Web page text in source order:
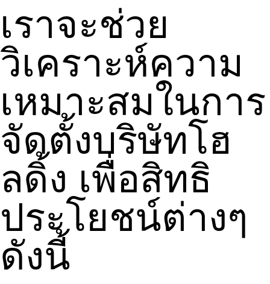
เราจะช่วย
วิเคราะห์ความ
เหมาะสมในการ
จัดตั้งบริษัทโฮ
ลดิ้ง เพื่อสิทธิ
ประโยชน์ต่างๆ
ดังนี้